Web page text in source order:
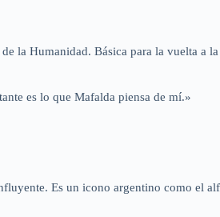
la Humanidad. Básica para la vuelta a
es lo que Mafalda piensa de mí.»
Es un icono argentino como el